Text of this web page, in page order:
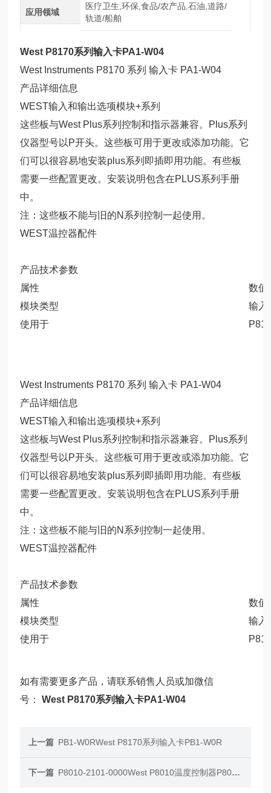
应用领域
医疗卫生,环保,食品/农产品,石油,道路/
轨道/船舶
West P8170系列输入卡PA1-W04
West Instruments P8170 系列 输入卡 PA1-W04
产品详细信息
WEST输入和输出选项模块+系列
这些板与West Plus系列控制和指示器兼容。Plus系列
仪器型号以P开头。这些板可用于更改或添加功能。它
们可以很容易地安装plus系列即插即用功能。有些板
需要一些配置更改。安装说明包含在PLUS系列手册
中。
注：这些板不能与旧的N系列控制一起使用。
WEST温控器配件
产品技术参数
属性
数值
模块类型
输入
使用于
West Instruments P8170 系列 输入卡 PA1-W04
产品详细信息
WEST输入和输出选项模块+系列
这些板与West Plus系列控制和指示器兼容。Plus系列
仪器型号以P开头。这些板可用于更改或添加功能。它
们可以很容易地安装plus系列即插即用功能。有些板
需要一些配置更改。安装说明包含在PLUS系列手册
中。
注：这些板不能与旧的N系列控制一起使用。
WEST温控器配件
产品技术参数
属性
数值
模块类型
输入
使用于
如有需要更多产品，请联系销售人员或加微信
号：West P8170系列输入卡PA1-W04
上一篇 PB1-W0RWest P8170系列输入卡PB1-W0R
下一篇 P8010-2101-0000West P8010温度控制器P8010-2101-0000